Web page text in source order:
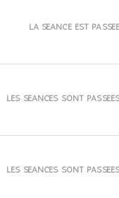
LA SÉANCE EST PASSÉE
LES SÉANCES SONT PASSÉES
LES SÉANCES SONT PASSÉES